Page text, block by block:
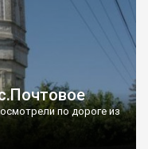
по дороге из